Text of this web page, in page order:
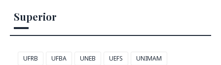
Superior
UFRB UFBA UNEB UEFS UNIMAM